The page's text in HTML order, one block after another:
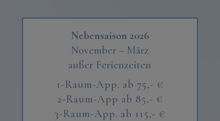
Nebensaison 2026
November – März
außer Ferienzeiten
1-Raum-App. ab 75,- €
2-Raum-App ab 85,- €
3-Raum-App. ab 115,- €